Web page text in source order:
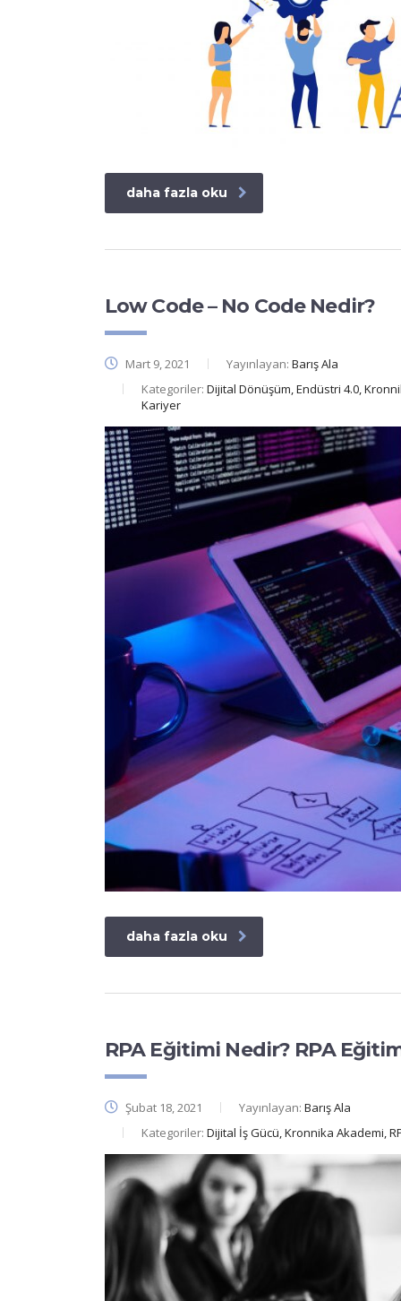
daha fazla oku
Low Code – No Code Nedir?
Mart 9, 2021 Yayınlayan: Barış Ala
Kategoriler: Dijital Dönüşüm, Endüstri 4.0,
Kariyer
daha fazla oku
RPA Eğitimi Nedir? RPA
Şubat 18, 2021 Yayınlayan: Barış Ala
Kategoriler: Dijital İş Gücü, Kronnika Akademi,